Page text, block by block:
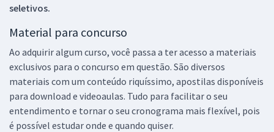
seletivos.
Material para concurso
Ao adquirir algum curso, você passa a ter acesso a materiais
exclusivos para o concurso em questão. São diversos
materiais com um conteúdo riquíssimo, apostilas disponíveis
para download e videoaulas. Tudo para facilitar o seu
entendimento e tornar o seu cronograma mais flexível, pois
é possível estudar onde e quando quiser.